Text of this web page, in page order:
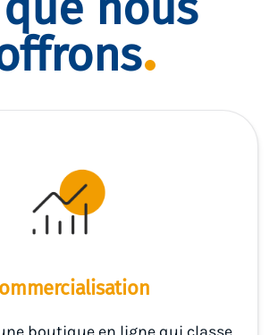
boutique en ligne qui classe